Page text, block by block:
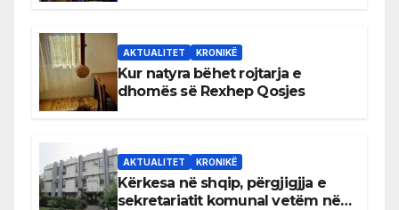
AKTUALITET KRONIKË
Kur natyra bëhet rojtarja e
dhomës së Rexhep Qosjes
AKTUALITET KRONIKË
Kërkesa në shqip, përgjigjja e
sekretariatit komunal vetëm në